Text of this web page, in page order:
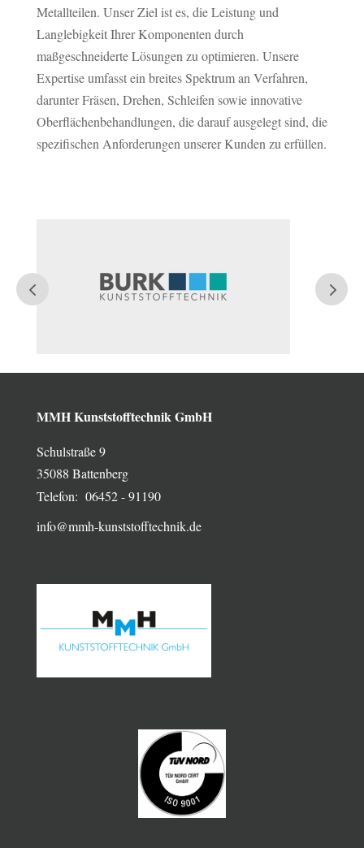
Metallteilen. Unser Ziel ist es, die Leistung und
Langlebigkeit Ihrer Komponenten durch
maßgeschneiderte Lösungen zu optimieren. Unsere
Expertise umfasst ein breites Spektrum an Verfahren,
darunter Fräsen, Drehen, Schleifen sowie innovative
Oberflächenbehandlungen, die darauf ausgelegt sind, die
spezifischen Anforderungen unserer Kunden zu erfüllen.
MMH Kunststofftechnik GmbH
Schulstraße 9
35088 Battenberg
Telefon: 06452 - 91190
info@mmh-kunststofftechnik.de